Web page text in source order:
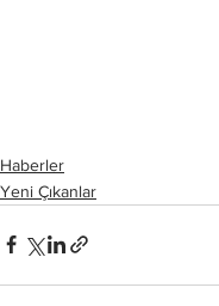
Haberler
Yeni Çıkanlar